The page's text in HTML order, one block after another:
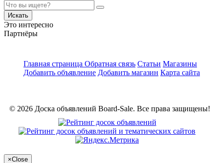
Искать
Это интересно
Партнёры
Главная страница Обратная связь Статьи Магазины
Добавить объявление Добавить магазин Карта сайта
© 2026 Доска объявлений Board-Sale. Все права защищены!
×Close